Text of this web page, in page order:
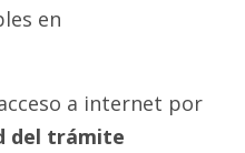
en
a internet por
del trámite